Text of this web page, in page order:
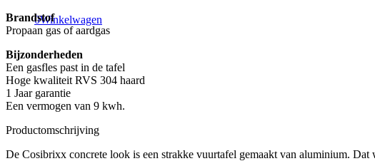
0Winkelwagen
Brandstof
Propaan gas of aardgas
Bijzonderheden
Een gasfles past in de tafel
Hoge kwaliteit RVS 304 haard
1 Jaar garantie
Een vermogen van 9 kwh.
Productomschrijving
De Cosibrixx concrete look is een strakke vuurtafel gemaakt van aluminium.